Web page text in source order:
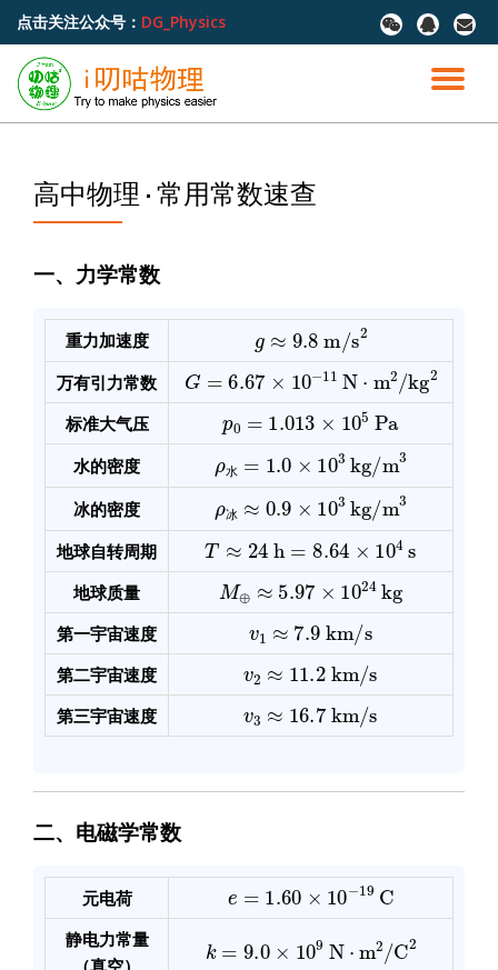
容
点击关注公众号： DG_Physics
fa-
wechat
fa-
qq
fa-
切
高中物理 · 常用常数速查
一、力学常数
重力加速度
g≈9.8 m/s2
万有引力常数
G=6.67×10−11 N⋅m2/kg2
标准大气压
p0=1.013×105 Pa
水的密度
ρ水
=1.0×103 kg/m3
冰的密度
ρ冰
≈0.9×103 kg/m3
地球自转周期
T≈24 h=8.64×104 s
地球质量
M⊕≈5.97×1024 kg
第一宇宙速度
v1≈7.9 km/s
第二宇宙速度
v2≈11.2 km/s
第三宇宙速度
v3≈16.7 km/s
二、电磁学常数
元电荷
e=1.60×10−19 C
静电力常量
（真空）
N C 2